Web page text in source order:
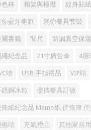
色杯 相架與檯暦 紋身貼紙
你藍牙喇叭 迷你餐具套裝
屬書籤 間尺 防漏真空保
繩紀念品 21寸廣告傘 4層
咭 USB 手指禮品 VIP咭
銹鋼冰粒 便攜餐具訂做
條紙紀念品 Memo紙 便條簿
惠咭 充氣禮品 其他家居